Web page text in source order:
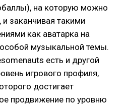
на которую можно
заканчивая такими
как аватарка на
музыкальной темы.
есть и другой
игрового профиля,
достигает
продвижение по уровню